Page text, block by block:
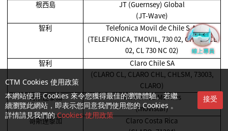
根西島
JT (Guernsey) Global
(JT-Wave)
智利
Telefonica Movil de Chile S.A.
(TELEFONICA, TMOVIL, 730 02, CHI 02, CL
02, CL 730 NC 02)
智利
Claro Chile SA
(CLARO CL, CLARO CHL, CHLSM, 73003,
CLARO)
哥斯達黎加
Telefonica Moviles
(movistar)
哥斯達黎加
Claro Costa Rica
CTM Cookies 使用政策
本網站使用 Cookies 來令您獲得最佳的瀏覽體驗。若繼
續瀏覽此網站，即表示您同意我們使用您的 Cookies 。
詳情請見我們的 Cookies 使用政策
接受